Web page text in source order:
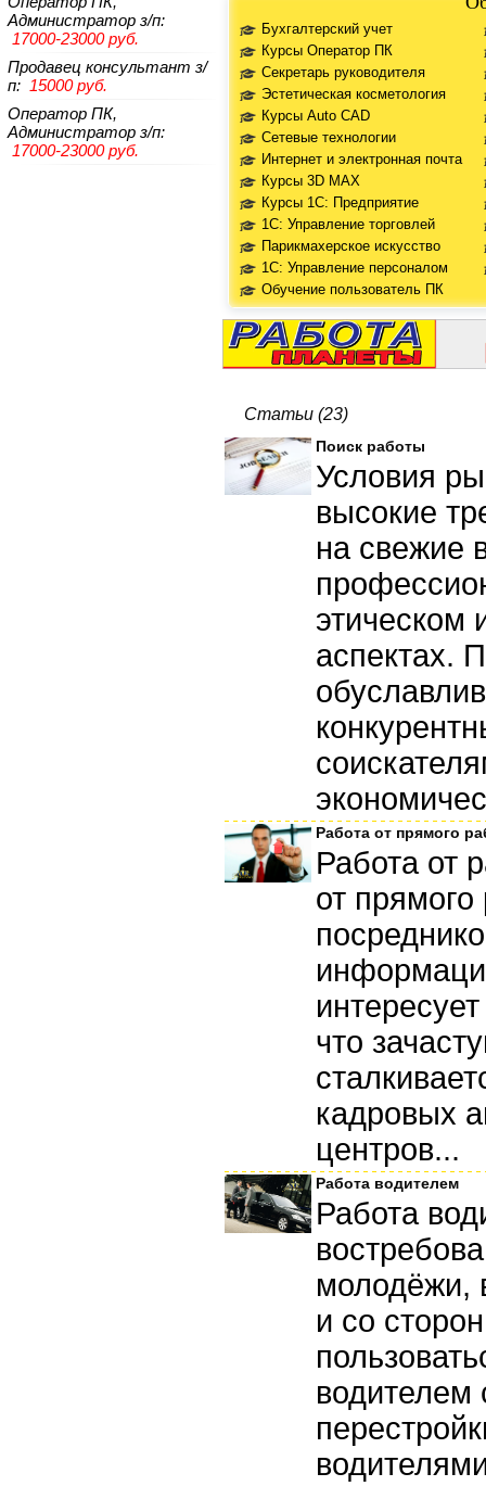
Администратор з/п:
17000-23000 руб.
Продавец консультант з/
п: 15000 руб.
Оператор ПК,
Администратор з/п:
17000-23000 руб.
Бухгалтерский учет
Курсы Оператор ПК
Секретарь руководителя
Эстетическая косметология
Курсы Auto CAD
Сетевые технологии
Интернет и электронная почта
Курсы 3D MAX
Курсы 1С: Предприятие
1С: Управление торговлей
Парикмахерское искусство
1С: Управление персоналом
Обучение пользователь ПК
Статьи (23)
Поиск работы
Условия
высокие
на свежие
этическом
аспектах.
Работа от прямого
Работа от
от прямого
что
кадровых
центров...
Работа водителем
Работа
молодёжи,
и со
водителем